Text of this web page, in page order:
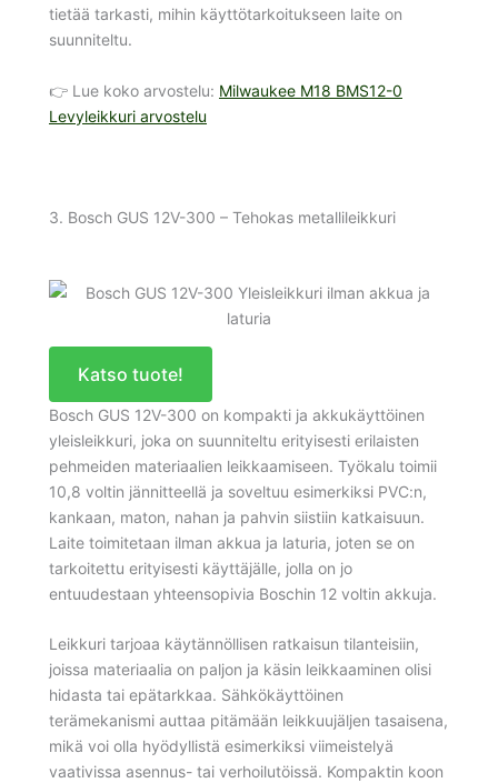
tietää tarkasti, mihin käyttötarkoitukseen laite on
suunniteltu.
👉 Lue koko arvostelu: Milwaukee M18 BMS12-0
Levyleikkuri arvostelu
3. Bosch GUS 12V-300 – Tehokas metallileikkuri
Katso tuote!
Bosch GUS 12V-300 on kompakti ja akkukäyttöinen
yleisleikkuri, joka on suunniteltu erityisesti erilaisten
pehmeiden materiaalien leikkaamiseen. Työkalu toimii
10,8 voltin jännitteellä ja soveltuu esimerkiksi PVC:n,
kankaan, maton, nahan ja pahvin siistiin katkaisuun.
Laite toimitetaan ilman akkua ja laturia, joten se on
tarkoitettu erityisesti käyttäjälle, jolla on jo
entuudestaan yhteensopivia Boschin 12 voltin akkuja.
Leikkuri tarjoaa käytännöllisen ratkaisun tilanteisiin,
joissa materiaalia on paljon ja käsin leikkaaminen olisi
hidasta tai epätarkkaa. Sähkökäyttöinen
terämekanismi auttaa pitämään leikkuujäljen tasaisena,
mikä voi olla hyödyllistä esimerkiksi viimeistelyä
vaativissa asennus- tai verhoilutöissä. Kompaktin koon